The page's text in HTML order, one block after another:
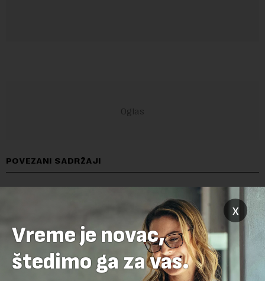
POVEZANI SADRŽAJI
x
Vreme je novac,
štedimo ga za vas.